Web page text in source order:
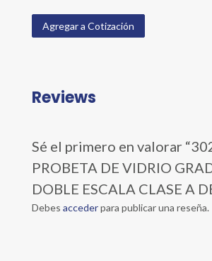
Agregar a Cotización
Reviews
Sé el primero en valorar
PROBETA DE VIDRIO
DOBLE ESCALA CLASE A
Debes accederpara publicar una reseña.